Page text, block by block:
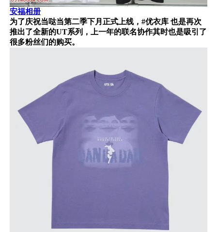
安福相册
为了庆祝当哒当第二季下月正式上线，#优衣库 也是再次
推出了全新的UT系列，上一年的联名协作其时也是吸引了
很多粉丝们的购买。